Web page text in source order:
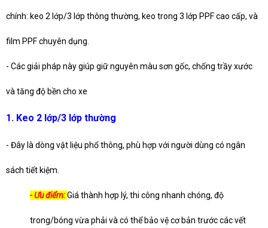
chính: keo 2 lớp/3 lớp thông thường, keo trong 3 lớp PPF cao cấp, và
film PPF chuyên dụng.
- Các giải pháp này giúp giữ nguyên màu sơn gốc, chống trầy xước
và tăng độ bền cho xe
1. Keo 2 lớp/3 lớp thường
- Đây là dòng vật liệu phổ thông, phù hợp với người dùng có ngân
sách tiết kiệm.
- Ưu điểm:Giá thành hợp lý, thi công nhanh chóng, độ
trong/bóng vừa phải và có thể bảo vệ cơ bản trước các vết